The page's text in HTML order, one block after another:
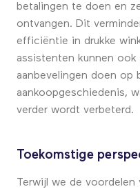
betalingen te doen en
ontvangen. Dit
efficiëntie in drukke
assistenten kunnen ook
aanbevelingen doen op
aankoopgeschiedenis,
verder wordt verbeterd.
Toekomstige
Terwijl we de